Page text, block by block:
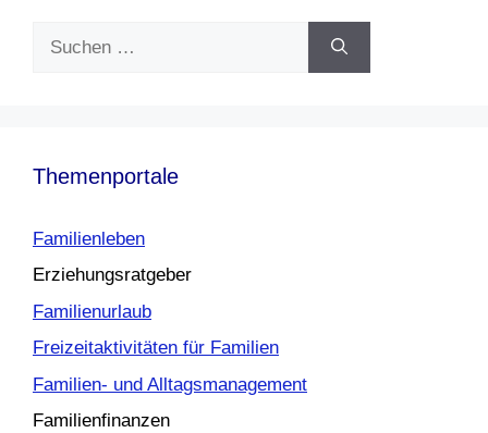
Themenportale
Familienleben
Erziehungsratgeber
Familienurlaub
Freizeitaktivitäten für Familien
Familien- und Alltagsmanagement
Familienfinanzen